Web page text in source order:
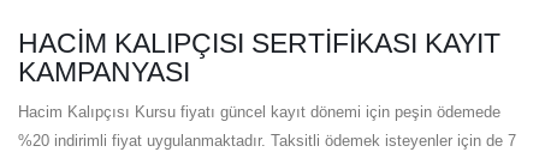
HACIM KALIPÇISI SERTIFIKASI KAYIT
KAMPANYASI
Hacim Kalıpçısı Kursu fiyatı güncel kayıt dönemi için peşin ödemede
%20 indirimli fiyat uygulanmaktadır. Taksitli ödemek isteyenler için de 7